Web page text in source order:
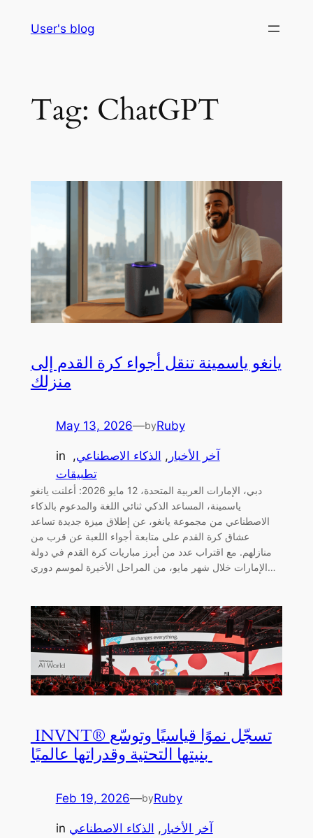
User's blog
Tag: ChatGPT
يانغو ياسمينة تنقل أجواء كرة القدم إلى
منزلك
May 13, 2026—byRuby
in آخر الأخبار , الذكاء الاصطناعي,
تطبيقات
دبي، الإمارات العربية المتحدة، 12 مايو 2026: أعلنت يانغو
ياسمينة، المساعد الذكي ثنائي اللغة والمدعوم بالذكاء
الاصطناعي من مجموعة يانغو، عن إطلاق ميزة جديدة تساعد
عشاق كرة القدم على متابعة أجواء اللعبة عن قرب من
منازلهم. مع اقتراب عدد من أبرز مباريات كرة القدم في دولة
الإمارات خلال شهر مايو، من المراحل الأخيرة لموسم دوري…
INVNT® تسجّل نموًا قياسيًا وتوسّع
Feb 19, 2026—byRuby
in آخر الأخبار , الذكاء الاصطناعي